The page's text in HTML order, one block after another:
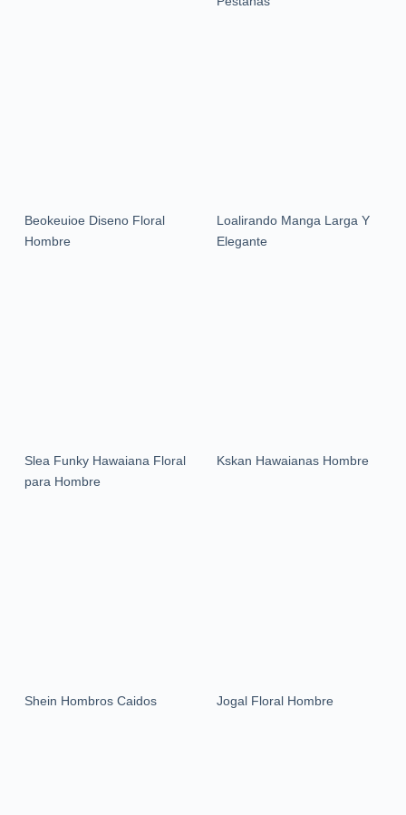
Beokeuioe Diseno Floral
Hombre
Loalirando Manga Larga Y
Elegante
Slea Funky Hawaiana Floral
para Hombre
Kskan Hawaianas Hombre
Shein Hombros Caidos Jogal Floral Hombre